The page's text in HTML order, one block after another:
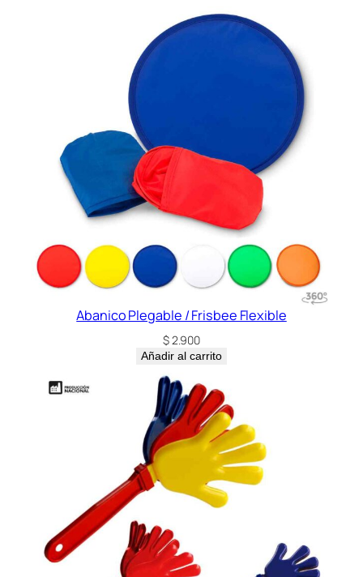
Abanico Plegable / Frisbee Flexible
$2.900
Añadir al carrito